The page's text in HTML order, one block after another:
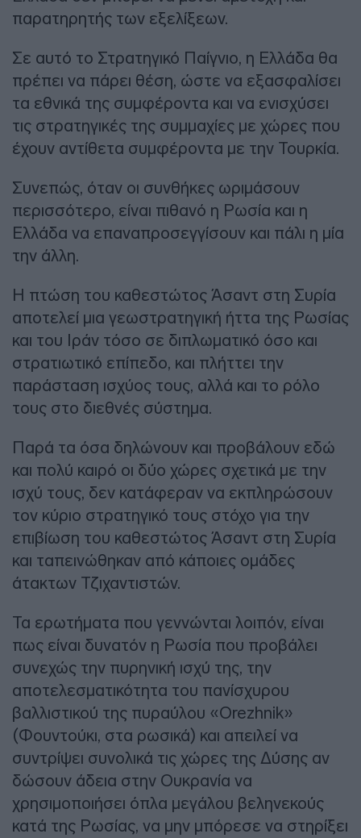
παρατηρητής των εξελίξεων.
Σε αυτό το Στρατηγικό Παίγνιο, η Ελλάδα θα
πρέπει να πάρει θέση, ώστε να εξασφαλίσει
τα εθνικά της συμφέροντα και να ενισχύσει
τις στρατηγικές της συμμαχίες με χώρες που
έχουν αντίθετα συμφέροντα με την Τουρκία.
Συνεπώς, όταν οι συνθήκες ωριμάσουν
περισσότερο, είναι πιθανό η Ρωσία και η
Ελλάδα να επαναπροσεγγίσουν και πάλι η μία
την άλλη.
Η πτώση του καθεστώτος Άσαντ στη Συρία
αποτελεί μια γεωστρατηγική ήττα της Ρωσίας
και του Ιράν τόσο σε διπλωματικό όσο και
στρατιωτικό επίπεδο, και πλήττει την
παράσταση ισχύος τους, αλλά και το ρόλο
τους στο διεθνές σύστημα.
Παρά τα όσα δηλώνουν και προβάλουν εδώ
και πολύ καιρό οι δύο χώρες σχετικά με την
ισχύ τους, δεν κατάφεραν να εκπληρώσουν
τον κύριο στρατηγικό τους στόχο για την
επιβίωση του καθεστώτος Άσαντ στη Συρία
και ταπεινώθηκαν από κάποιες ομάδες
άτακτων Τζιχαντιστών.
Τα ερωτήματα που γεννώνται λοιπόν, είναι
πως είναι δυνατόν η Ρωσία που προβάλει
συνεχώς την πυρηνική ισχύ της, την
αποτελεσματικότητα του πανίσχυρου
βαλλιστικού της πυραύλου «Orezhnik»
(Φουντούκι, στα ρωσικά) και απειλεί να
συντρίψει συνολικά τις χώρες της Δύσης αν
δώσουν άδεια στην Ουκρανία να
χρησιμοποιήσει όπλα μεγάλου βεληνεκούς
κατά της Ρωσίας, να μην μπόρεσε να στηρίξει